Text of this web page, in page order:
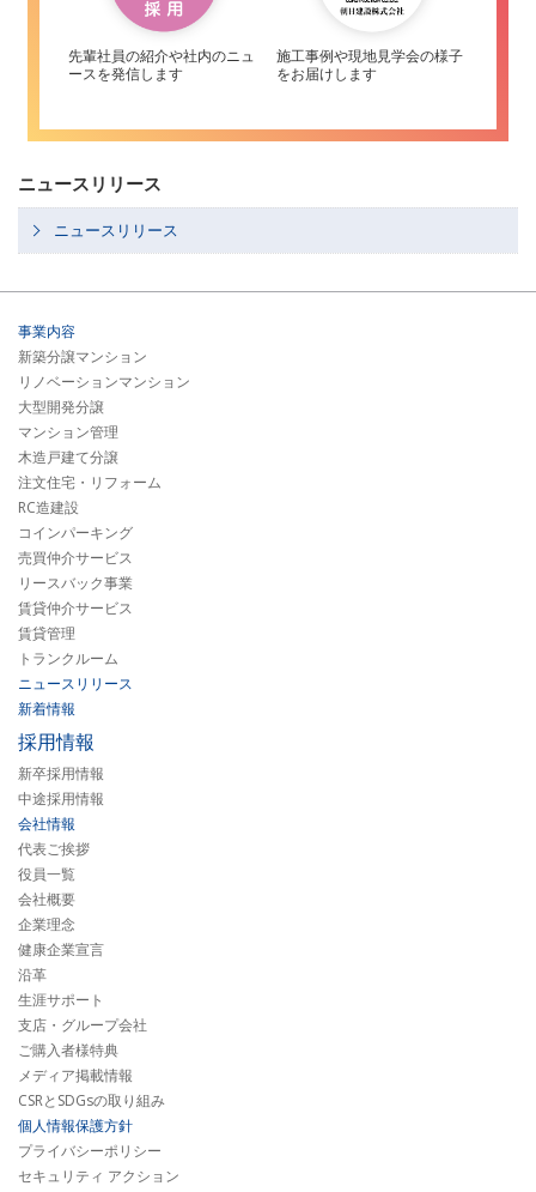
先輩社員の紹介や社内のニュ
ースを発信します
施工事例や現地見学会の様子
をお届けします
ニュースリリース
ニュースリリース
事業内容
新築分譲マンション
リノベーションマンション
大型開発分譲
マンション管理
木造戸建て分譲
注文住宅・リフォーム
RC造建設
コインパーキング
売買仲介サービス
リースバック事業
賃貸仲介サービス
賃貸管理
トランクルーム
ニュースリリース
新着情報
採用情報
新卒採用情報
中途採用情報
会社情報
代表ご挨拶
役員一覧
会社概要
企業理念
健康企業宣言
沿革
生涯サポート
支店・グループ会社
ご購入者様特典
メディア掲載情報
CSRとSDGsの取り組み
個人情報保護方針
プライバシーポリシー
セキュリティ アクション